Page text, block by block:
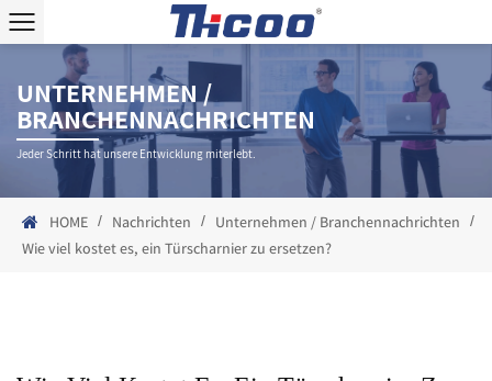
UNTERNEHMEN /
BRANCHENNACHRICHTEN
Jeder Schritt hat unsere Entwicklung miterlebt.
HOME / Nachrichten / Unternehmen / Branchennachrichten /
Wie viel kostet es, ein Türscharnier zu ersetzen?